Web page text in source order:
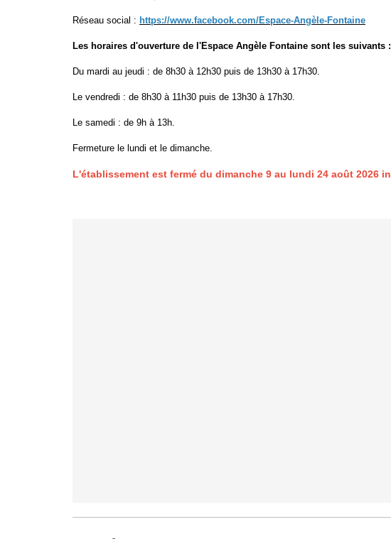
Réseau social : https://www.facebook.com/Espace-Angèle-Fontaine
Les horaires d'ouverture de l'Espace Angèle Fontaine sont les suivants :
Du mardi au jeudi : de 8h30 à 12h30 puis de 13h30 à 17h30.
Le vendredi : de 8h30 à 11h30 puis de 13h30 à 17h30.
Le samedi : de 9h à 13h.
Fermeture le lundi et le dimanche.
L'établissement est fermé du dimanche 9 au lundi 24 août 2026